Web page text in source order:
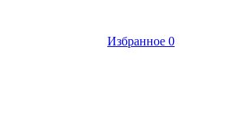
Избранное 0